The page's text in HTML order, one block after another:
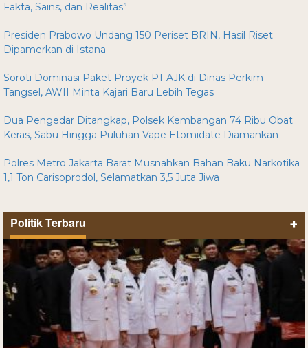
Fakta, Sains, dan Realitas”
Presiden Prabowo Undang 150 Periset BRIN, Hasil Riset
Dipamerkan di Istana
Soroti Dominasi Paket Proyek PT AJK di Dinas Perkim
Tangsel, AWII Minta Kajari Baru Lebih Tegas
Dua Pengedar Ditangkap, Polsek Kembangan 74 Ribu Obat
Keras, Sabu Hingga Puluhan Vape Etomidate Diamankan
Polres Metro Jakarta Barat Musnahkan Bahan Baku Narkotika
1,1 Ton Carisoprodol, Selamatkan 3,5 Juta Jiwa
Politik Terbaru +